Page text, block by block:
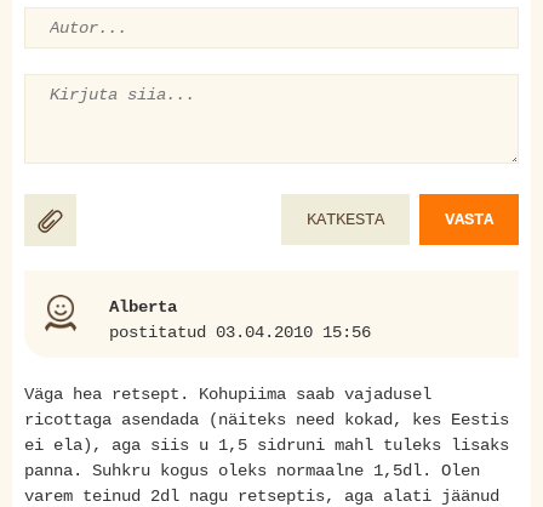
KATKESTA VASTA
Alberta
postitatud 03.04.2010 15:56
Väga hea retsept. Kohupiima saab vajadusel
ricottaga asendada (näiteks need kokad, kes Eestis
ei ela), aga siis u 1,5 sidruni mahl tuleks lisaks
panna. Suhkru kogus oleks normaalne 1,5dl. Olen
varem teinud 2dl nagu retseptis, aga alati jäänud